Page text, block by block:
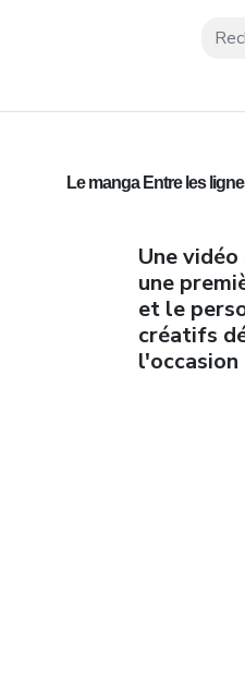
Le manga Entre les
Une
une
et le
créatifs
l'occasion